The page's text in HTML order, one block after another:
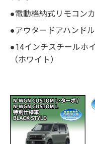
●電動格納式リモコン
●アウタードアハンドル
●14インチスチールホ
（ホワイト）